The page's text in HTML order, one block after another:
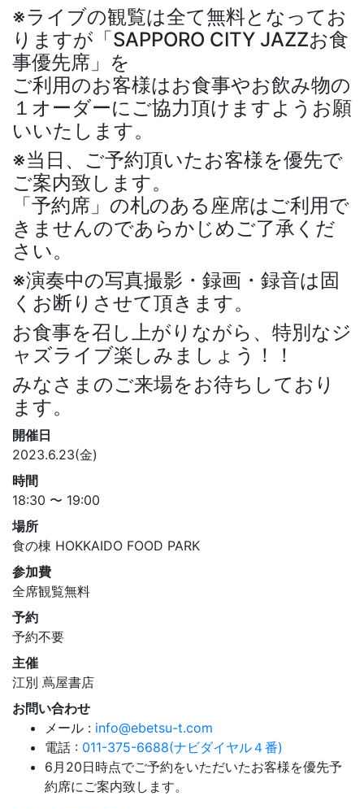
※ライブの観覧は全て無料となってお
りますが「SAPPORO CITY JAZZお食
事優先席」を
ご利用のお客様はお食事やお飲み物の
１オーダーにご協力頂けますようお願
いいたします。
※当日、ご予約頂いたお客様を優先で
ご案内致します。
「予約席」の札のある座席はご利用で
きませんのであらかじめご了承くだ
さい。
※演奏中の写真撮影・録画・録音は固
くお断りさせて頂きます。
お食事を召し上がりながら、特別なジ
ャズライブ楽しみましょう！！
みなさまのご来場をお待ちしており
ます。
開催日
2023.6.23(金)
時間
18:30 〜 19:00
場所
食の棟 HOKKAIDO FOOD PARK
参加費
全席観覧無料
予約
予約不要
主催
江別 蔦屋書店
お問い合わせ
メール : info@ebetsu-t.com
電話 : 011-375-6688(ナビダイヤル４番)
6月20日時点でご予約をいただいたお客様を優先予
約席にご案内致します。